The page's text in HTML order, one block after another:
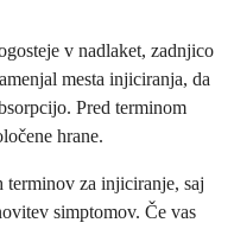
v nadlaket, zadnjico
mesta injiciranja, da
Pred terminom
hrane.
terminov za injiciranje, saj
simptomov. Če vas